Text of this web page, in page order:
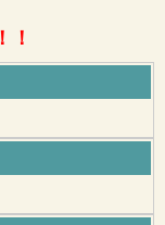
！